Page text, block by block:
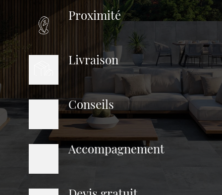
Proximité
Livraison
Conseils
Accompagnement